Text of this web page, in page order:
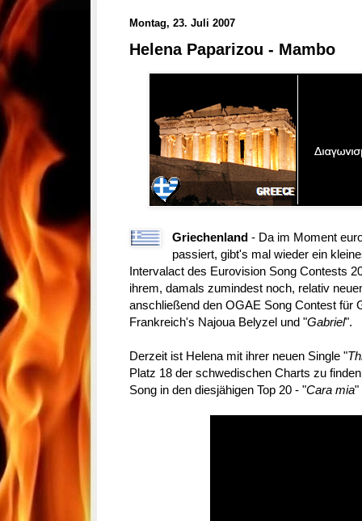
Montag, 23. Juli 2007
Helena Paparizou - Mambo
Griechenland - Da im Moment
passiert, gibt's mal wieder ein
Intervalact des Eurovision Song Contests
ihrem, damals zumindest noch, relativ
anschließend den OGAE Song Contest für
Frankreich's Najoua Belyzel und "Gabriel".
Derzeit ist Helena mit ihrer neuen Single "
Platz 18 der schwedischen Charts zu
Song in den diesjähigen Top 20 - "Cara mia"